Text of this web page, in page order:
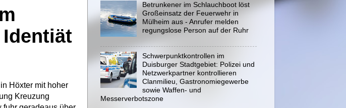
Höxter mit hoher
Kreuzung
Betrunkener im Schlauchboot löst
Großeinsatz der Feuerwehr in
Mülheim aus - Anrufer melden
regungslose Person auf der Ruhr
Schwerpunktkontrollen im
Duisburger Stadtgebiet: Polizei und
Netzwerkpartner kontrollieren
Clanmilieu, Gastronomiegewerbe
sowie Waffen- und
Messerverbotszone